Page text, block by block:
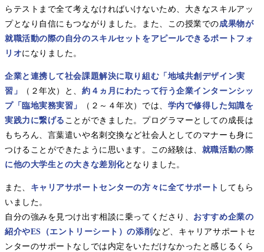
らテストまで全て考えなければいけないため、大きなスキルアッ
プとなり自信にもつながりました。また、この授業での成果物が
就職活動の際の自分のスキルセットをアピールできるポートフォ
リオになりました。
企業と連携して社会課題解決に取り組む「地域共創デザイン実
習」
（２年次）と、約４ヵ月にわたって行う企業インターンシッ
プ「臨地実務実習」
（２～４年次）では、 学内で修得した知識を
実践力に繋げる ことができました。プログラマーとしての成長は
もちろん、言葉遣いや名刺交換など社会人としてのマナーも身に
つけることができたように思います。この経験は、 就職活動の際
に他の大学生との大きな差別化となりました。
また、 キャリアサポートセンターの方々に全てサポート してもら
いました。
自分の強みを見つけ出す相談に乗ってくださり、 おすすめ企業の
紹介やES（エントリーシート）の添削 など、キャリアサポートセ
ンターのサポートなしでは内定をいただけなかったと感じるくら